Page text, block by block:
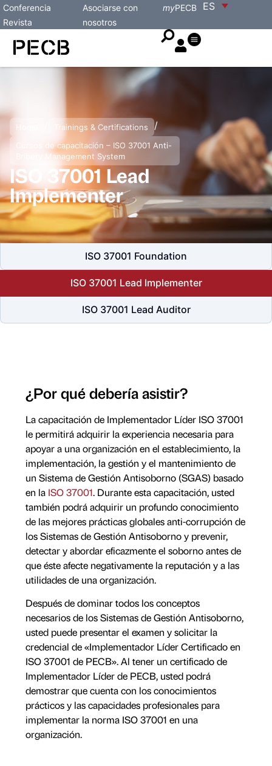
Conferencia
Revista
Asociarse con
nosotros
ES
myPECB
Trainings & Certifications /
Cursos de capacitación – ISO 37001 Anti-
Bribery Management System
ISO 37001 Lead
Implementer
ISO 37001 Foundation
ISO 37001 Lead Implementer
ISO 37001 Lead Auditor
¿Por qué debería asistir?
La capacitación de Implementador Líder ISO 37001
le permitirá adquirir la experiencia necesaria para
apoyar a una organización en el establecimiento, la
implementación, la gestión y el mantenimiento de
un Sistema de Gestión Antisoborno (SGAS) basado
en la ISO 37001. Durante esta capacitación, usted
también podrá adquirir un profundo conocimiento
de las mejores prácticas globales anti-corrupción de
los Sistemas de Gestión Antisoborno y prevenir,
detectar y abordar eficazmente el soborno antes de
que éste afecte negativamente la reputación y a las
utilidades de una organización.
Después de dominar todos los conceptos
necesarios de los Sistemas de Gestión Antisoborno,
usted puede presentar el examen y solicitar la
credencial de «Implementador Líder Certificado en
ISO 37001 de PECB». Al tener un certificado de
Implementador Líder de PECB, usted podrá
demostrar que cuenta con los conocimientos
prácticos y las capacidades profesionales para
implementar la norma ISO 37001 en una
organización.